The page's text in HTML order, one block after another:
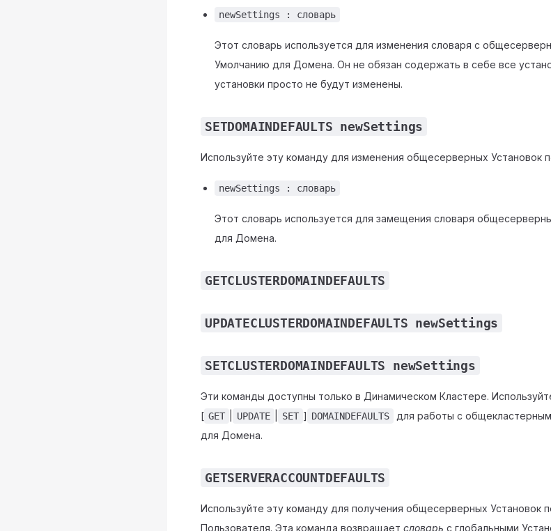
newSettings : словарь
Этот словарь используется для изменения словаря с
Умолчанию для Домена. Он не обязан содержать в себе все
установки просто не будут изменены.
SETDOMAINDEFAULTS newSettings
Используйте эту команду для изменения общесерверных Установок
newSettings : словарь
Этот словарь используется для замещения словаря
для Домена.
GETCLUSTERDOMAINDEFAULTS
UPDATECLUSTERDOMAINDEFAULTS newSettings
SETCLUSTERDOMAINDEFAULTS newSettings
Эти команды доступны только в Динамическом Кластере.
[ GET UPDATE SET ] DOMAINDEFAULTS
для работы с
для Домена.
GETSERVERACCOUNTDEFAULTS
Используйте эту команду для получения общесерверных Установок
Пользователя. Эта команда возвращает словарь с глобальными